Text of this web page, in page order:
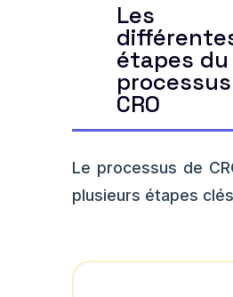
Les
étapes du
CRO
Le processus de
plusieurs étapes